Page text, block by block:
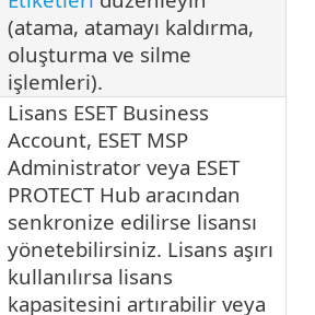
(atama, atamayı kaldırma,
oluşturma ve silme
işlemleri).
Lisans ESET Business
Account, ESET MSP
Administrator veya ESET
PROTECT Hub aracından
senkronize edilirse lisansı
yönetebilirsiniz. Lisans aşırı
kullanılırsa lisans
kapasitesini artırabilir veya